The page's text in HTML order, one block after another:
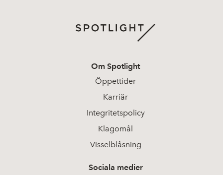
Om Spotlight
Öppettider
Karriär
Integritetspolicy
Klagomål
Visselblåsning
Sociala medier